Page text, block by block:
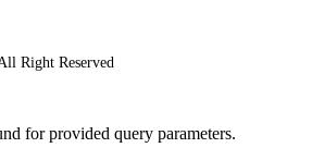
Right Reserved
for provided query parameters.